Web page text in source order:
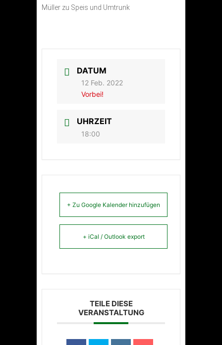
Müller zu Speis und Umtrunk
DATUM
12 Feb. 2022
Vorbei!
UHRZEIT
18:00
+ Zu Google Kalender hinzufügen
+ iCal / Outlook export
TEILE DIESE
VERANSTALTUNG